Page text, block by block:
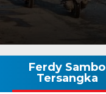
Ferdy Sambo
Tersangka